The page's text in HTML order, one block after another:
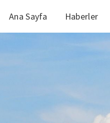
Ana Sayfa Haberler